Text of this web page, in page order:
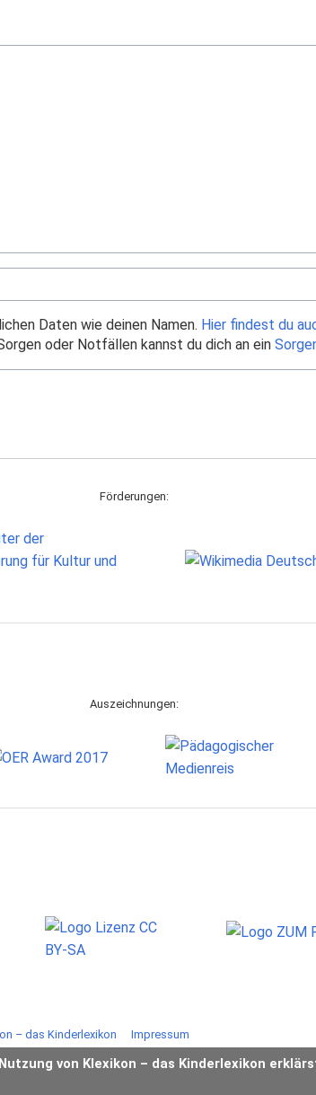
Daten wie deinen Namen. Hier findest du
oder Notfällen kannst du dich an ein
von Klexikon – das Kinderlexikon
Förderungen:
Auszeichnungen:
– das Kinderlexikon Impressum